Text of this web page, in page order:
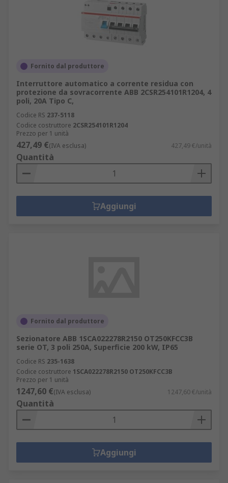
Fornito dal produttore
Interruttore automatico a corrente residua con
protezione da sovracorrente ABB 2CSR254101R1204, 4
poli, 20A Tipo C,
Codice RS 237-5118
Codice costruttore 2CSR254101R1204
Prezzo per 1 unità
427,49 €(IVA esclusa) 427,49 €/unità
Quantità
Aggiungi
Fornito dal produttore
Sezionatore ABB 1SCA022278R2150 OT250KFCC3B
serie OT, 3 poli 250A, Superficie 200 kW, IP65
Codice RS 235-1638
Codice costruttore 1SCA022278R2150 OT250KFCC3B
Prezzo per 1 unità
1247,60 €(IVA esclusa) 1247,60 €/unità
Quantità
Aggiungi